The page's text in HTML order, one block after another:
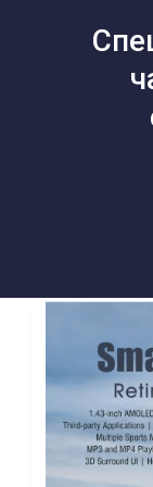
-40% СКИДКА